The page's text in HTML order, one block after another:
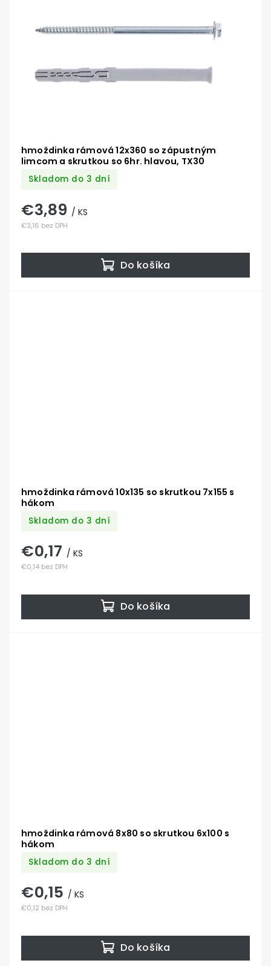
hmoždinka rámová 12x360 so zápustným
limcom a skrutkou so 6hr. hlavou, TX30
Skladom do 3 dní
€3,16 bez DPH
€3,89 / KS
Do košíka
hmoždinka rámová 10x135 so skrutkou 7x155 s
hákom
Skladom do 3 dní
€0,14 bez DPH
€0,17 / KS
Do košíka
hmoždinka rámová 8x80 so skrutkou 6x100 s
hákom
Skladom do 3 dní
€0,12 bez DPH
€0,15 / KS
Do košíka